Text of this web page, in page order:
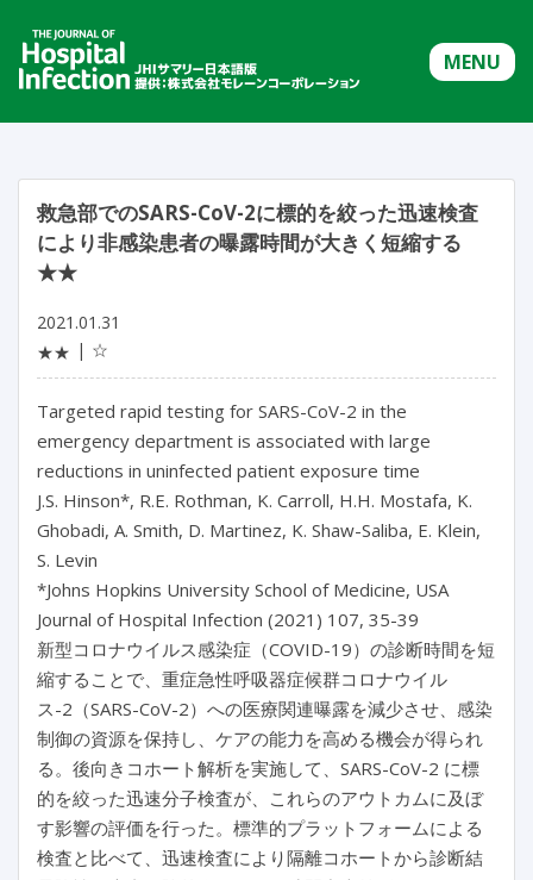
MENU
救急部でのSARS-CoV-2に標的を絞った迅速検査
により非感染患者の曝露時間が大きく短縮する
★★
2021.01.31
★★
☆
Targeted rapid testing for SARS-CoV-2 in the
emergency department is associated with large
reductions in uninfected patient exposure time
J.S. Hinson*, R.E. Rothman, K. Carroll, H.H. Mostafa, K.
Ghobadi, A. Smith, D. Martinez, K. Shaw-Saliba, E. Klein,
S. Levin
*Johns Hopkins University School of Medicine, USA
Journal of Hospital Infection (2021) 107, 35-39
新型コロナウイルス感染症（COVID-19）の診断時間を短
縮することで、重症急性呼吸器症候群コロナウイル
ス-2（SARS-CoV-2）への医療関連曝露を減少させ、感染
制御の資源を保持し、ケアの能力を高める機会が得られ
る。後向きコホート解析を実施して、SARS-CoV-2 に標
的を絞った迅速分子検査が、これらのアウトカムに及ぼ
す影響の評価を行った。標準的プラットフォームによる
検査と比べて、迅速検査により隔離コホートから診断結